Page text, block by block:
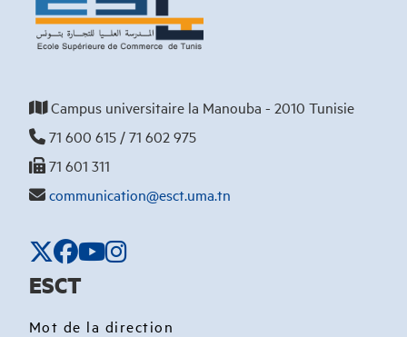
Campus universitaire la Manouba - 2010 Tunisie
71 600 615 / 71 602 975
71 601 311
communication@esct.uma.tn
ESCT
Mot de la direction